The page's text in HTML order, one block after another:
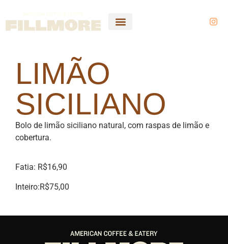
LIMÃO
SICILIANO
Bolo de limão siciliano natural, com raspas de limão e
cobertura.
Fatia: R$16,90
Inteiro:R$75,00